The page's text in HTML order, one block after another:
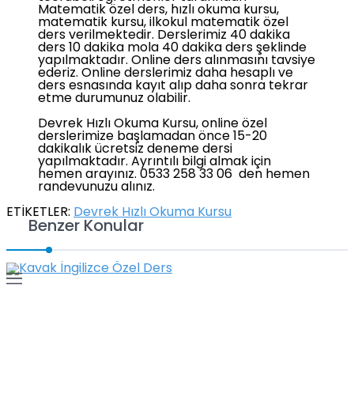
Matematik özel ders, hızlı okuma kursu,
matematik kursu, ilkokul matematik özel
ders verilmektedir. Derslerimiz 40 dakika
ders 10 dakika mola 40 dakika ders şeklinde
yapılmaktadır. Online ders alınmasını tavsiye
ederiz. Online derslerimiz daha hesaplı ve
ders esnasında kayıt alıp daha sonra tekrar
etme durumunuz olabilir.
Devrek Hızlı Okuma Kursu, online özel
derslerimize başlamadan önce 15-20
dakikalık ücretsiz deneme dersi
yapılmaktadır. Ayrıntılı bilgi almak için
hemen arayınız. 0533 258 33 06 den hemen
randevunuzu alınız.
ETİKETLER: Devrek Hızlı Okuma Kursu
Benzer Konular